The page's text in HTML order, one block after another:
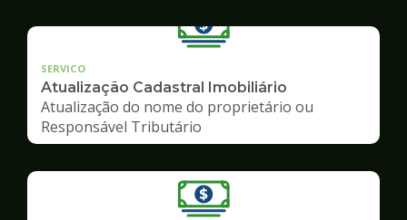
SERVICO
Atualização Cadastral Imobiliário
Atualização do nome do proprietário ou
Responsável Tributário